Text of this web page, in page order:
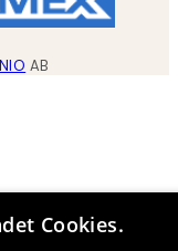
AB
Cookies.